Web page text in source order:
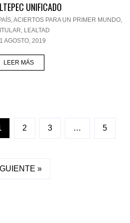
UNIFICADO
,ACIERTOS PARA UN PRIMER MUNDO,
, LEALTAD
AGOSTO, 2019
LEER MÁS
2 3 … 5
»